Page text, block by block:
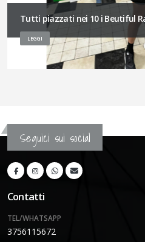
Tutti piazzati nei 10 i Beutiful
LEGGI
Seguici sui social
Contatti
TEL/WHATSAPP
3756115672